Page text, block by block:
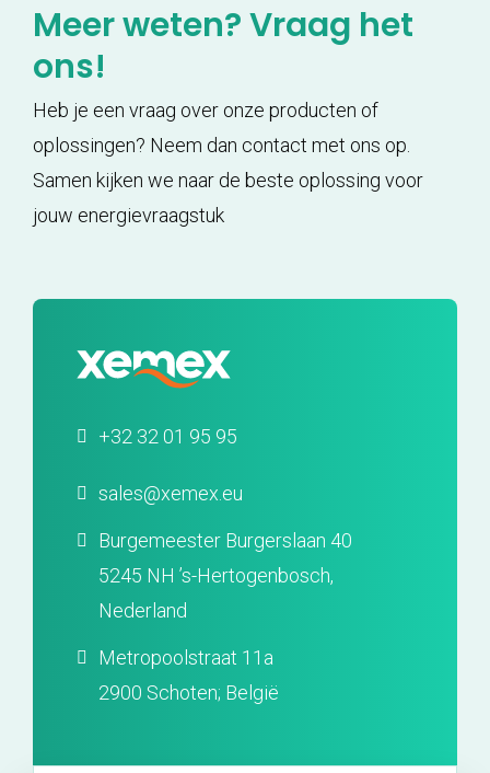
Meer weten? Vraag het
ons!
Heb je een vraag over onze producten of
oplossingen? Neem dan contact met ons op.
Samen kijken we naar de beste oplossing voor
jouw energievraagstuk
+32 32 01 95 95
sales@xemex.eu
Burgemeester Burgerslaan 40
5245 NH ’s-Hertogenbosch,
Nederland
Metropoolstraat 11a
2900 Schoten; België